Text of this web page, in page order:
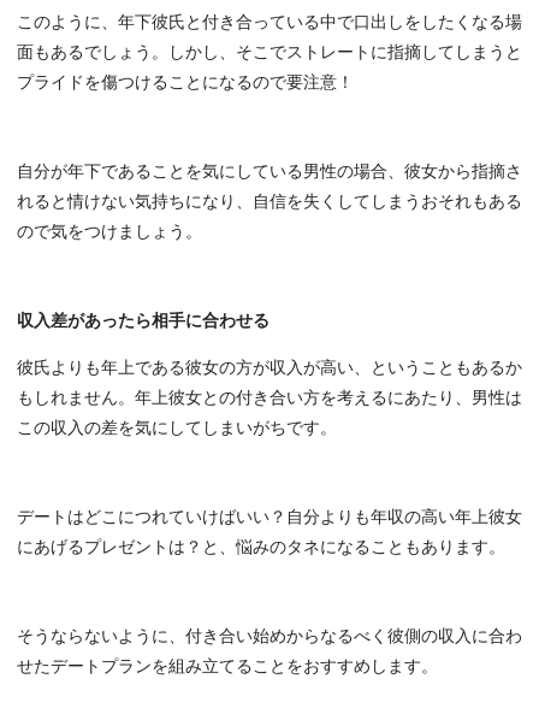
このように、年下彼氏と付き合っている中で口出しをしたくなる場
面もあるでしょう。しかし、そこでストレートに指摘してしまうと
プライドを傷つけることになるので要注意！
自分が年下であることを気にしている男性の場合、彼女から指摘さ
れると情けない気持ちになり、自信を失くしてしまうおそれもある
ので気をつけましょう。
収入差があったら相手に合わせる
彼氏よりも年上である彼女の方が収入が高い、ということもあるか
もしれません。年上彼女との付き合い方を考えるにあたり、男性は
この収入の差を気にしてしまいがちです。
デートはどこにつれていけばいい？自分よりも年収の高い年上彼女
にあげるプレゼントは？と、悩みのタネになることもあります。
そうならないように、付き合い始めからなるべく彼側の収入に合わ
せたデートプランを組み立てることをおすすめします。